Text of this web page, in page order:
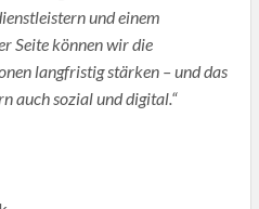
und einem
Seite können wir die
langfristig stärken – und das
auch sozial und digital.“